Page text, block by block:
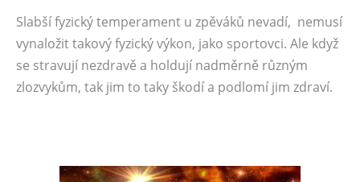
Slabší fyzický temperament u zpěváků nevadí, nemusí
vynaložit takový fyzický výkon, jako sportovci. Ale když
se stravují nezdravě a holdují nadměrně různým
zlozvykům, tak jim to taky škodí a podlomí jim zdraví.